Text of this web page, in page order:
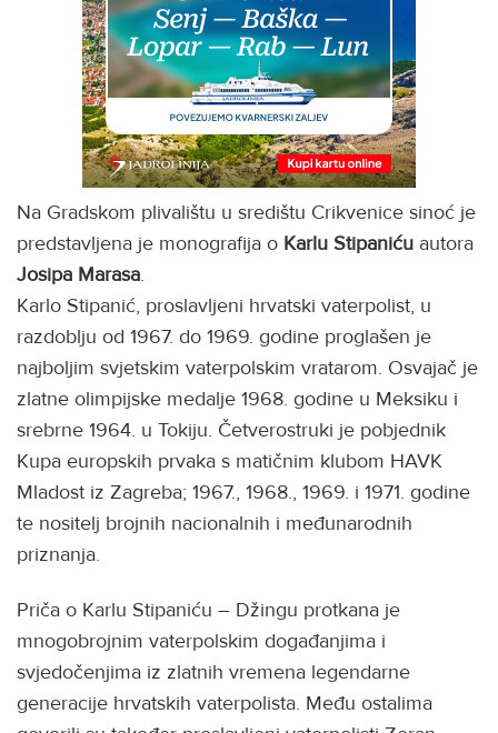
Na Gradskom plivalištu u središtu Crikvenice sinoć je
predstavljena je monografija o Karlu Stipaniću autora
Josipa Marasa.
Karlo Stipanić, proslavljeni hrvatski vaterpolist, u
razdoblju od 1967. do 1969. godine proglašen je
najboljim svjetskim vaterpolskim vratarom. Osvajač je
zlatne olimpijske medalje 1968. godine u Meksiku i
srebrne 1964. u Tokiju. Četverostruki je pobjednik
Kupa europskih prvaka s matičnim klubom HAVK
Mladost iz Zagreba; 1967., 1968., 1969. i 1971. godine
te nositelj brojnih nacionalnih i međunarodnih
priznanja.
Priča o Karlu Stipaniću – Džingu protkana je
mnogobrojnim vaterpolskim događanjima i
svjedočenjima iz zlatnih vremena legendarne
generacije hrvatskih vaterpolista. Među ostalima